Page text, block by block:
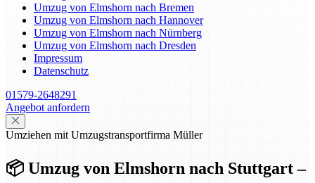
Umzug von Elmshorn nach Bremen
Umzug von Elmshorn nach Hannover
Umzug von Elmshorn nach Nürnberg
Umzug von Elmshorn nach Dresden
Impressum
Datenschutz
01579-2648291
Angebot anfordern
Umziehen mit Umzugstransportfirma Müller
📦 Umzug von Elmshorn nach Stuttgart –